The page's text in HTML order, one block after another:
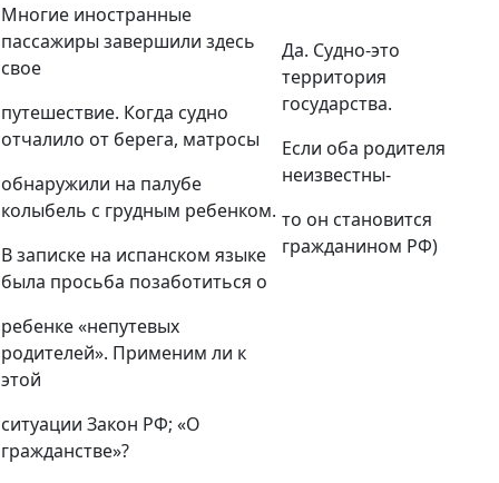
Многие иностранные
пассажиры завершили здесь
свое
путешествие. Когда судно
отчалило от берега, матросы
обнаружили на палубе
колыбель с грудным ребенком.
В записке на испанском языке
была просьба позаботиться о
ребенке «непутевых
родителей». Применим ли к
этой
ситуации Закон РФ; «О
гражданстве»?
Да. Судно-это
территория
государства.
Если оба родителя
неизвестны-
то он становится
гражданином РФ)